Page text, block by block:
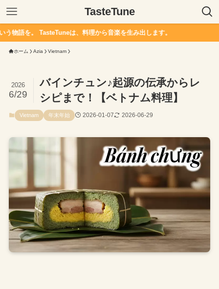
TasteTune
は、料理から音楽を生み出します。
ホーム Azia Vietnam
バインチュン♪起源の伝承からレ
シピまで！【ベトナム料理】
2026
6/29
Vietnam 年末年始 2026-01-07 2026-06-29